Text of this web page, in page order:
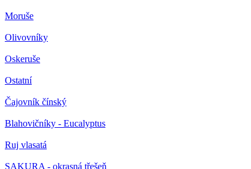
Moruše
Olivovníky
Oskeruše
Ostatní
Čajovník čínský
Blahovičníky - Eucalyptus
Ruj vlasatá
SAKURA - okrasná třešeň